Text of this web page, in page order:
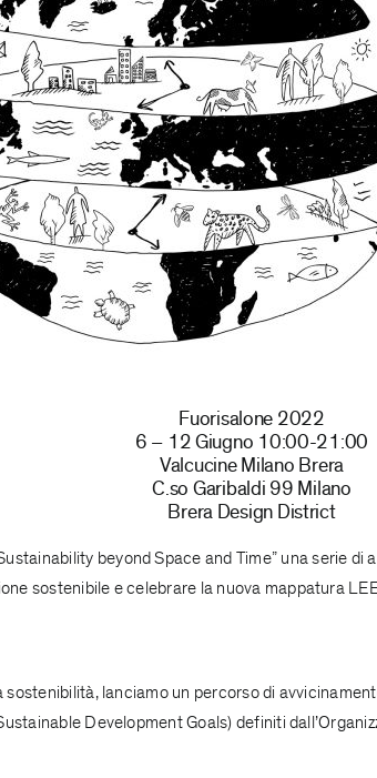
Fuorisalone 2022
6 – 12 Giugno 10:00-21:00
Valcucine Milano Brera
C.so Garibaldi 99 Milano
Brera Design District
beyond Space and Time” una serie
sostenibile e celebrare la nuova mappatura
lanciamo un percorso di
Development Goals) definiti